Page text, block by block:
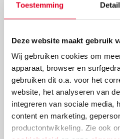
Toestemming
Deze website maakt gebruik
Wij gebruiken cookies om
apparaat, browser en
gebruiken dit o.a. voor het
website, het analyseren van
integreren van sociale media,
content en marketing,
productontwikkeling. Zie ook
Bouwchallenge:
Heb je er ooit bij stilgestaan